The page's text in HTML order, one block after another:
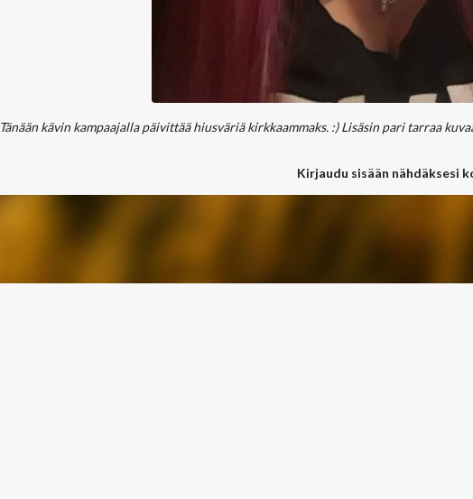
Tänään kävin kampaajalla päivittää hiusväriä kirkkaammaks. :) Lisäsin pari tarraa
Kirjaudu sisään nähdäksesi